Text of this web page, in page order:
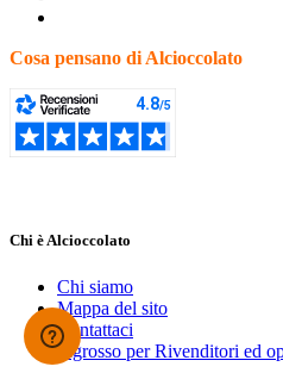
Cosa pensano di Alcioccolato
Chi è Alcioccolato
Chi siamo
Mappa del sito
Contattaci
Ingrosso per Rivenditori ed